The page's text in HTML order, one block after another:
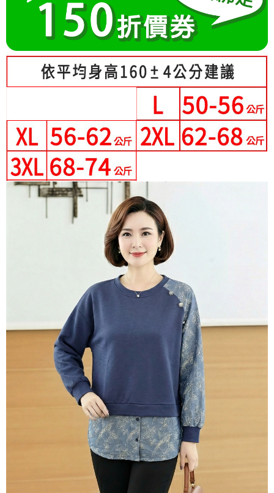
1.分期款項不併入電信帳單，「大哥付你分期」於每月結算日後寄送繳費提
2.透過簡訊連結打開帳單後，可選擇「超商條碼／台灣大直營門市／銀行轉
帳／街口支付／iPASS MONEY」等通路繳費。
【注意事項】
1.本服務係由「台灣大哥大股份有限公司」（以下簡稱本公司）所提供，讓
用戶於交易時，得透過本服務購買商品或服務，並由商店將買賣／分期付款
買賣價金債權讓與本公司後，依約使用本公司帳單繳交帳款。
2.基於同意付款使用「大哥付你分期」之契約關係目的，商店將以您的個人
資料（包含姓名、電話或地址）提供予台灣大哥大進項蒐集、處理及利用，
由本公司與您本人進行分期帳單所需資料之確認、核對及更正。
3.完整用戶服務條款，請詳閱以下連結：https://oppay.tw/userRule
【「AFTEE先享後付」結帳流程】
１．於結帳方式選擇「AFTEE先享後付」後，將跳轉至「AFTEE先享後付」
結帳頁面，進行簡訊認證並確認金額後，即可完成結帳。
２．訂單成立數日內，您將收到繳費通知簡訊。
ATM／網路銀行／等多元方式進行付款，方視為交易完成。
※ 請注意：結帳手續完成當下不需立刻繳費，但若您需要取消訂單，請聯絡
※ 交易是否成功請以「AFTEE先享後付 」之結帳頁面顯示為準，若有關於
是否繳費成功／繳費後需取消欲退款等相關疑問，請聯繫「AFTEE先享後付
客戶支援中心」 https://netprotections.freshdesk.com/support/home
【注意事項】
１．透過由恩沛科技股份有限公司提供之「AFTEE先享後付」服務完成之交
易，需依本服務之必要範圍內提供個人資料，並將交易相關給付款項請求債
權轉讓予恩沛科技股份有限公司。
２．關於個人資料處理事宜，請瀏覽以下網址：
https://aftee.tw/terms/#terms3
３．未成年的使用者請事先徵得法定代理人或監護人之同意方可使用
「AFTEE先享後付」，若未經同意申辦者引起之損失，本公司不負相關責
４．使用「AFTEE先享後付」時，將依據個別帳號之用戶狀況，依本公司即
時審查核予不同之上限額度；若仍有額度不足之情形，本公司將視審查結果
５．嚴禁一人註冊多個帳號或使用他人資訊註冊。若發現惡意使用之情形，
恩沛科技股份有限公司將有權停止該用戶之使用額度並採取法律行動。
運送方式
全家付款取貨
每筆NT$80，滿NT$699(含以上)免運費
付款後全家取貨
每筆NT$80，滿NT$699(含以上)免運費
7-11付款取貨
每筆NT$80，滿NT$699(含以上)免運費
付款後7-11取貨
每筆NT$80，滿NT$699(含以上)免運費
每筆NT$70，滿NT$699(含以上)免運費
每筆NT$90，滿NT$699(含以上)免運費